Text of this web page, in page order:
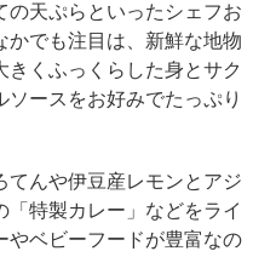
の天ぷらといったシェフお
かでも注目は、新鮮な地物
きくふっくらした身とサク
ースをお好みでたっぷり
んや伊豆産レモンとアジ
特製カレー」などをライ
やベビーフードが豊富なの